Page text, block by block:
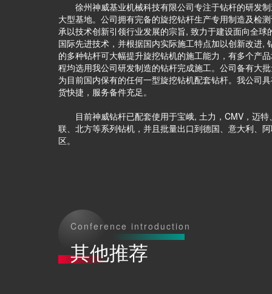
徐州神威基业机械科技有限公司专注于钻杆的研发制
大型基地。公司拥有完备的旋挖钻杆生产专用制造及检
承以技术创新引领行业发展的宗旨, 致力于建设面向全
国际先进技术，并根据国内实际施工特点加以创新改进
的多种钻杆可大幅提升旋挖钻机的施工能力，有多个产
程均选用我公司研发制造的钻杆完成施工。公司备有大
为目前国内保有的任何一型旋挖钻机配套钻杆。我公司
货快捷，服务备件充足。
目前神威钻杆已配套使用于宝峨, 土力，CMV，迈特
联、北方等系列钻机，并且批量出口到德国、意大利、
区。
Conference introduction
其他推荐